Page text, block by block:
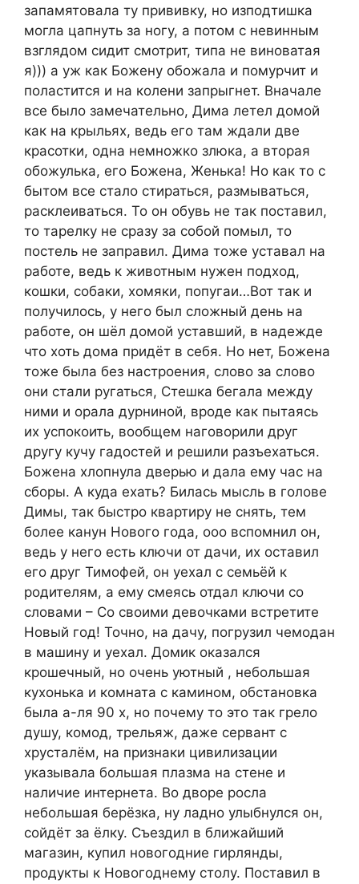
запамятовала ту прививку, но изподтишка
могла цапнуть за ногу, а потом с невинным
взглядом сидит смотрит, типа не виноватая
я))) а уж как Божену обожала и помурчит и
поластится и на колени запрыгнет. Вначале
все было замечательно, Дима летел домой
как на крыльях, ведь его там ждали две
красотки, одна немножко злюка, а вторая
обожулька, его Божена, Женька! Но как то с
бытом все стало стираться, размываться,
расклеиваться. То он обувь не так поставил,
то тарелку не сразу за собой помыл, то
постель не заправил. Дима тоже уставал на
работе, ведь к животным нужен подход,
кошки, собаки, хомяки, попугаи…Вот так и
получилось, у него был сложный день на
работе, он шёл домой уставший, в надежде
что хоть дома придёт в себя. Но нет, Божена
тоже была без настроения, слово за слово
они стали ругаться, Стешка бегала между
ними и орала дурниной, вроде как пытаясь
их успокоить, вообщем наговорили друг
другу кучу гадостей и решили разъехаться.
Божена хлопнула дверью и дала ему час на
сборы. А куда ехать? Билась мысль в голове
Димы, так быстро квартиру не снять, тем
более канун Нового года, ооо вспомнил он,
ведь у него есть ключи от дачи, их оставил
его друг Тимофей, он уехал с семьёй к
родителям, а ему смеясь отдал ключи со
словами – Со своими девочками встретите
Новый год! Точно, на дачу, погрузил чемодан
в машину и уехал. Домик оказался
крошечный, но очень уютный , небольшая
кухонька и комната с камином, обстановка
была а-ля 90 х, но почему то это так грело
душу, комод, трельяж, даже сервант с
хрусталём, на признаки цивилизации
указывала большая плазма на стене и
наличие интернета. Во дворе росла
небольшая берёзка, ну ладно улыбнулся он,
сойдёт за ёлку. Съездил в ближайший
магазин, купил новогодние гирлянды,
продукты к Новогоднему столу. Поставил в